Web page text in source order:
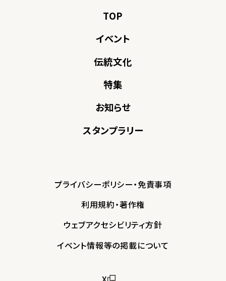
TOP
イベント
伝統文化
特集
お知らせ
スタンプラリー
プライバシーポリシー・免責事項
利用規約・著作権
ウェブアクセシビリティ方針
イベント情報等の掲載について